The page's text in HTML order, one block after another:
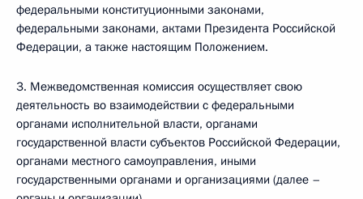
федеральными конституционными законами,
федеральными законами, актами Президента Российской
Федерации, а также настоящим Положением.
3. Межведомственная комиссия осуществляет свою
деятельность во взаимодействии с федеральными
органами исполнительной власти, органами
государственной власти субъектов Российской Федерации,
органами местного самоуправления, иными
государственными органами и организациями (далее –